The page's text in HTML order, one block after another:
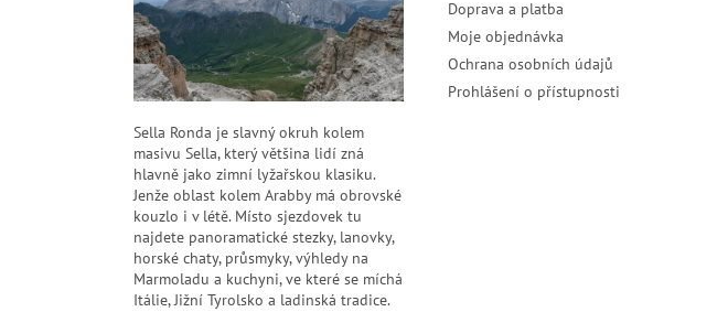
Sella Ronda je slavný okruh kolem
masivu Sella, který většina lidí zná
hlavně jako zimní lyžařskou klasiku.
Jenže oblast kolem Arabby má obrovské
kouzlo i v létě. Místo sjezdovek tu
najdete panoramatické stezky, lanovky,
horské chaty, průsmyky, výhledy na
Marmoladu a kuchyni, ve které se míchá
Itálie, Jižní Tyrolsko a ladinská tradice.
Doprava a platba
Moje objednávka
Ochrana osobních údajů
Prohlášení o přístupnosti